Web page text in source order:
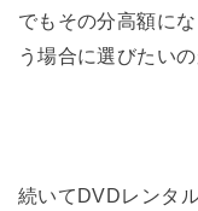
でもその分高額に
う場合に選びたい
続いてDVDレンタ